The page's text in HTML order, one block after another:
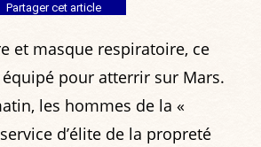
Partager cet article
et masque respiratoire, ce
pour atterrir sur Mars.
les hommes de la «
d’élite de la propreté